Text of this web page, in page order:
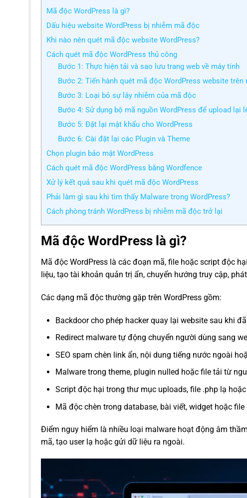
Mã độc WordPress là gì?
Dấu hiệu website WordPress bị nhiễm mã độc
Khi nào nên quét mã độc website WordPress?
Cách quét mã độc WordPress thủ công
Bước 1: Thực hiện tải và sao lưu trang web về máy tính
Bước 2: Tiến hành quét mã độc WordPress website trên
Bước 3: Loại bỏ sự lây nhiễm của mã độc
Bước 4: Sử dụng bộ mã nguồn WordPress để upload lại
Bước 5: Đặt lại mật khẩu cho WordPress
Bước 6: Cài đặt lại các Plugin và Theme
Chọn plugin bảo mật WordPress
Cách quét mã độc WordPress bằng Wordfence
Xử lý kết quả sau khi quét mã độc WordPress
Phải làm gì sau khi tìm thấy Malware trong WordPress?
Cách phòng tránh WordPress bị nhiễm mã độc trở lại
Mã độc WordPress là gì?
Mã độc WordPress là các đoạn mã, file hoặc script độc
liệu, tạo tài khoản quản trị ẩn, chuyển hướng truy cập,
Các dạng mã độc thường gặp trên WordPress gồm:
Backdoor cho phép hacker quay lại website sau khi
Redirect malware tự động chuyển người dùng sang
SEO spam chèn link ẩn, nội dung tiếng nước ngoài
Malware trong theme, plugin nulled hoặc file tải từ
Script độc hại trong thư mục uploads, file .php lạ
Mã độc chèn trong database, bài viết, widget hoặc file
Điểm nguy hiểm là nhiều loại malware hoạt động âm
mã, tạo user lạ hoặc gửi dữ liệu ra ngoài.